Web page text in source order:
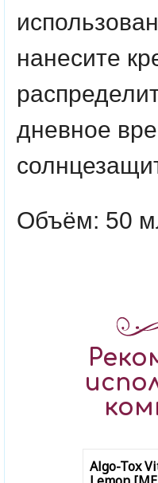
нанесите
дневное
Объём: 50
Algo-Tox